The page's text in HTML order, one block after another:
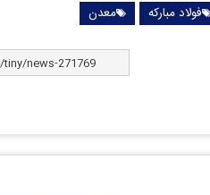
فولاد مبارکه معدن